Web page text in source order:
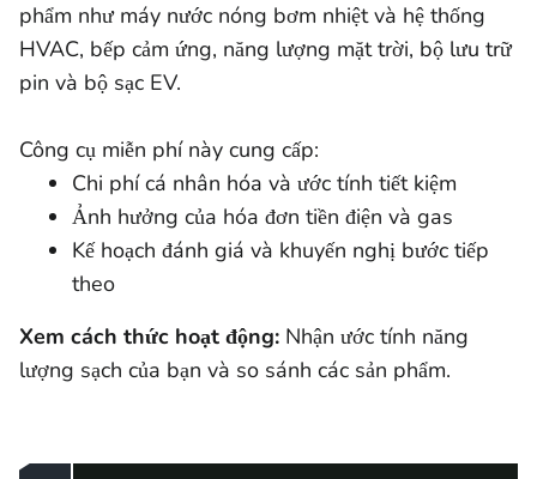
phẩm như máy nước nóng bơm nhiệt và hệ thống
HVAC, bếp cảm ứng, năng lượng mặt trời, bộ lưu trữ
pin và bộ sạc EV.
Công cụ miễn phí này cung cấp:
Chi phí cá nhân hóa và ước tính tiết kiệm
Ảnh hưởng của hóa đơn tiền điện và gas
Kế hoạch đánh giá và khuyến nghị bước tiếp
theo
Xem cách thức hoạt động: Nhận ước tính năng
lượng sạch của bạn và so sánh các sản phẩm.